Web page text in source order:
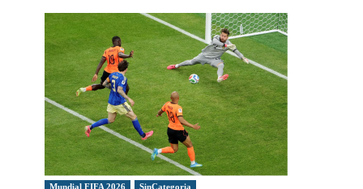
Mundial FIFA 2026 SinCategoria